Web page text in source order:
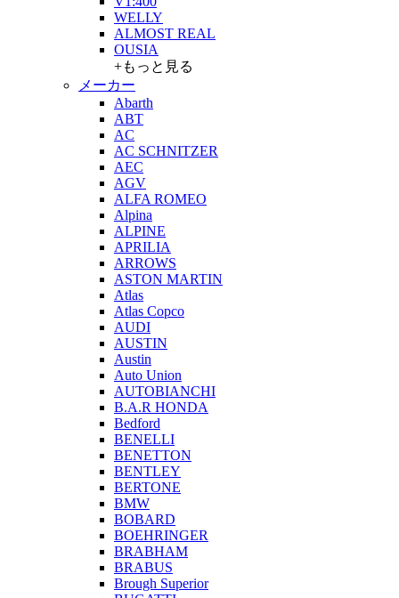
WELLY
ALMOST REAL
OUSIA
+もっと見る
メーカー
Abarth
ABT
AC
AC SCHNITZER
AEC
AGV
ALFA ROMEO
Alpina
ALPINE
APRILIA
ARROWS
ASTON MARTIN
Atlas
Atlas Copco
AUDI
AUSTIN
Austin
Auto Union
AUTOBIANCHI
B.A.R HONDA
Bedford
BENELLI
BENETTON
BENTLEY
BERTONE
BMW
BOBARD
BOEHRINGER
BRABHAM
BRABUS
Brough Superior